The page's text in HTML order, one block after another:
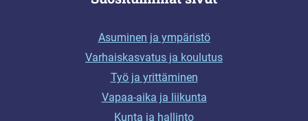
Asuminen ja ympäristö
Varhaiskasvatus ja koulutus
Työ ja yrittäminen
Vapaa-aika ja liikunta
Kunta ja hallinto